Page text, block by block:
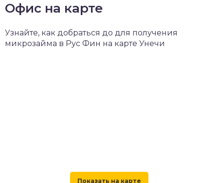
Офис на карте
Узнайте, как добраться до для получения
микрозайма в Рус Фин на карте Унечи